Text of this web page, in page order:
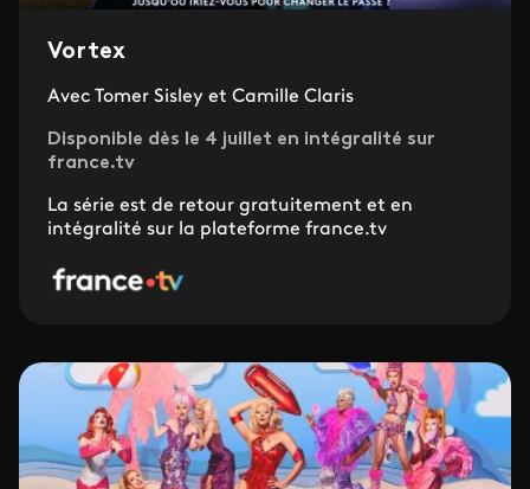
Vortex
Avec Tomer Sisley et Camille Claris
Disponible dès le 4 juillet en intégralité sur
france.tv
La série est de retour gratuitement et en
intégralité sur la plateforme france.tv